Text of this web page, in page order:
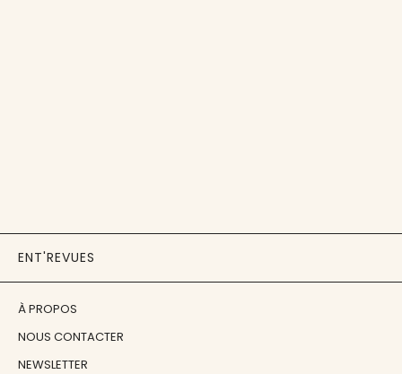
ENT'REVUES
À PROPOS
NOUS CONTACTER
NEWSLETTER